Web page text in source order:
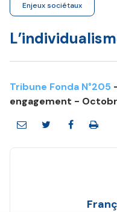
Enjeux sociétaux
Tribune Fonda N°205
engagement -